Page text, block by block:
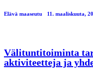
Elävä maaseutu 11. maaliskuuta,
Välituntitoiminta
aktiviteetteja ja